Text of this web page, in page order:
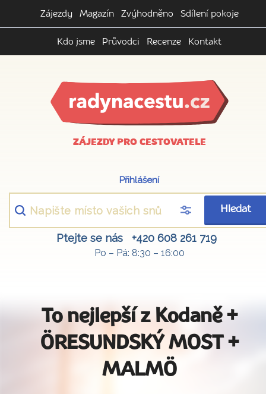
Zájezdy Magazín Zvýhodněno Sdílení pokoje
Kdo jsme Průvodci Recenze Kontakt
ZÁJEZDY PRO CESTOVATELE
Přihlášení
Hledat
Ptejte se nás +420 608 261 719
Po – Pá: 8:30 – 16:00
To nejlepší z Kodaně +
ÖRESUNDSKÝ MOST +
MALMÖ